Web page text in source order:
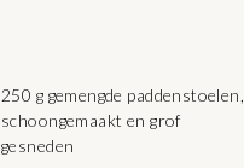
250 g gemengde paddenstoelen,
schoongemaakt en grof
gesneden